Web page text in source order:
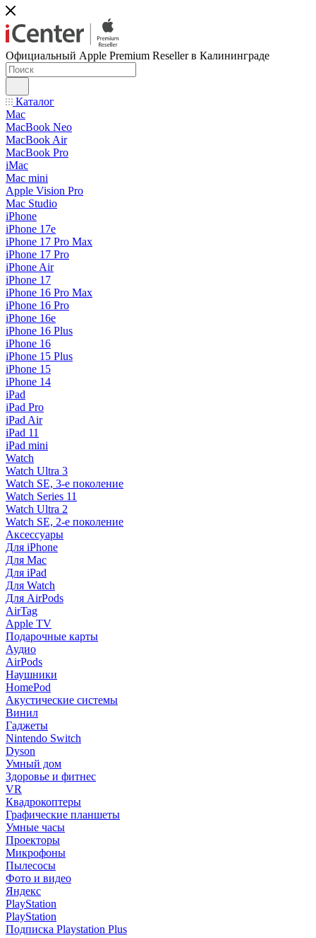
Официальный Apple Premium Reseller в Калининграде
Каталог
Mac
MacBook Neo
MacBook Air
MacBook Pro
iMac
Mac mini
Apple Vision Pro
Mac Studio
iPhone
iPhone 17e
iPhone 17 Pro Max
iPhone 17 Pro
iPhone Air
iPhone 17
iPhone 16 Pro Max
iPhone 16 Pro
iPhone 16e
iPhone 16 Plus
iPhone 16
iPhone 15 Plus
iPhone 15
iPhone 14
iPad
iPad Pro
iPad Air
iPad 11
iPad mini
Watch
Watch Ultra 3
Watch SE, 3-е поколение
Watch Series 11
Watch Ultra 2
Watch SE, 2-е поколение
Аксессуары
Для iPhone
Для Mac
Для iPad
Для Watch
Для AirPods
AirTag
Apple TV
Подарочные карты
Аудио
AirPods
Наушники
HomePod
Акустические системы
Винил
Гаджеты
Nintendo Switch
Dyson
Умный дом
Здоровье и фитнес
VR
Квадрокоптеры
Графические планшеты
Умные часы
Проекторы
Микрофоны
Пылесосы
Фото и видео
Яндекс
PlayStation
PlayStation
Подписка Playstation Plus